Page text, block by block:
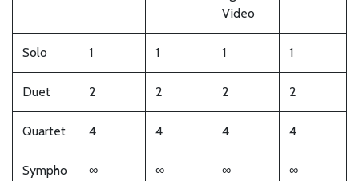
Video
Solo 1 1 1 1
Duet 2 2 2 2
Quartet 4 4 4 4
Sympho
∞ ∞ ∞ ∞